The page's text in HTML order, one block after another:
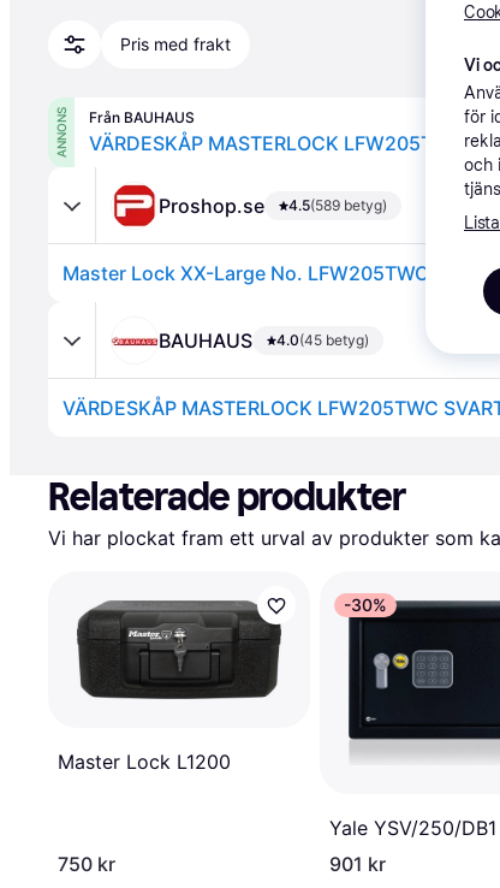
Pris med frakt
ANNONS Från BAUHAUS
VÄRDESKÅP MASTERLOCK LFW205TWC
Proshop.se 4.5(589 betyg)
Master Lock XX-Large No. LFW205TWC
BAUHAUS 4.0(45 betyg)
VÄRDESKÅP MASTERLOCK LFW205TWC
Relaterade produkter
Vi har plockat fram ett urval av produkter som
Master Lock L1200
750 kr
-30%
Yale YSV/250/DB1
901 kr
Vi
för
och